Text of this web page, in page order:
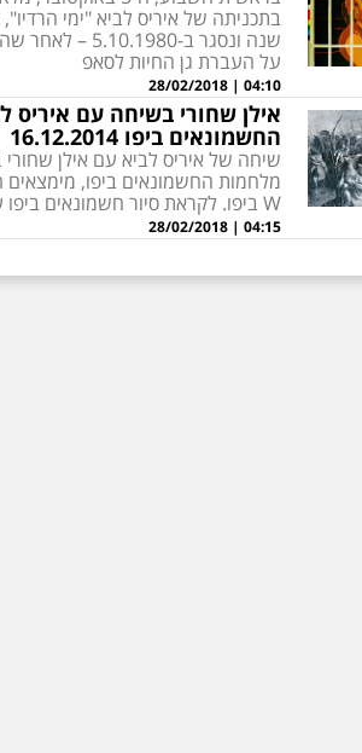
שנה ונסגר ב-
על העברת גן החיות לסאפ
04:10 | 28/02/2018
אילן שחורי בשיחה עם איריס
החשמונאים ביפו 16.12.2014
שיחה של איריס לביא עם אילן
מלחמות החשמונאים ביפו,
W ביפו. לקראת סיור חשמונאים ביפו עם אילן שחורי ביום חמישי ה-18 בדצמבר 2014.
04:15 | 28/02/2018